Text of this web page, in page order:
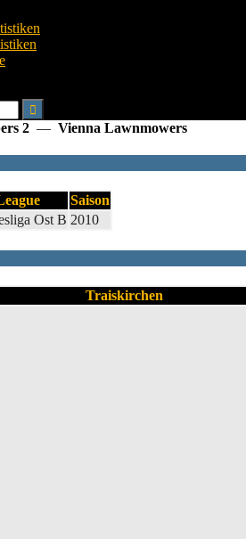
2 — Vienna Lawnmowers
Saison
Ost B 2010
Traiskirchen